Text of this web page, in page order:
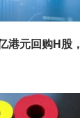
港元回购H股，